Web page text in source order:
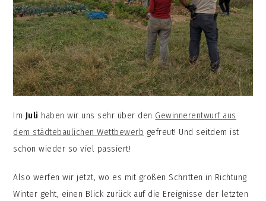
Im Juli haben wir uns sehr über den Gewinnerentwurf aus
dem städtebaulichen Wettbewerb gefreut! Und seitdem ist
schon wieder so viel passiert!
Also werfen wir jetzt, wo es mit großen Schritten in Richtung
Winter geht, einen Blick zurück auf die Ereignisse der letzten